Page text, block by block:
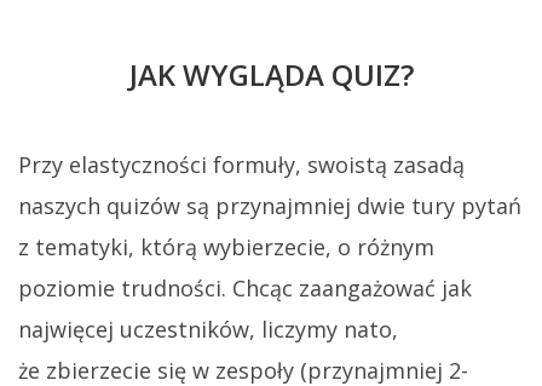
JAK WYGLĄDA QUIZ?
Przy elastyczności formuły, swoistą zasadą
naszych quizów są przynajmniej dwie tury pytań
z tematyki, którą wybierzecie, o różnym
poziomie trudności. Chcąc zaangażować jak
najwięcej uczestników, liczymy nato,
że zbierzecie się w zespoły (przynajmniej 2-